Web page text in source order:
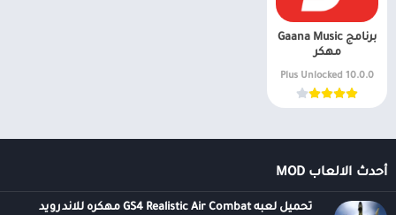
برنامج Gaana Music
مهكر
10.0.0 Plus Unlocked
أحدث الالعاب MOD
تحميل لعبه GS4 Realistic Air Combat مهكره للاندرويد